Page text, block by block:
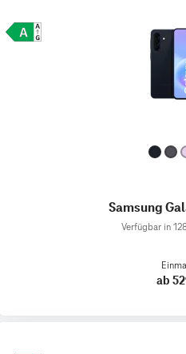
Samsung
Verfügbar in
ab